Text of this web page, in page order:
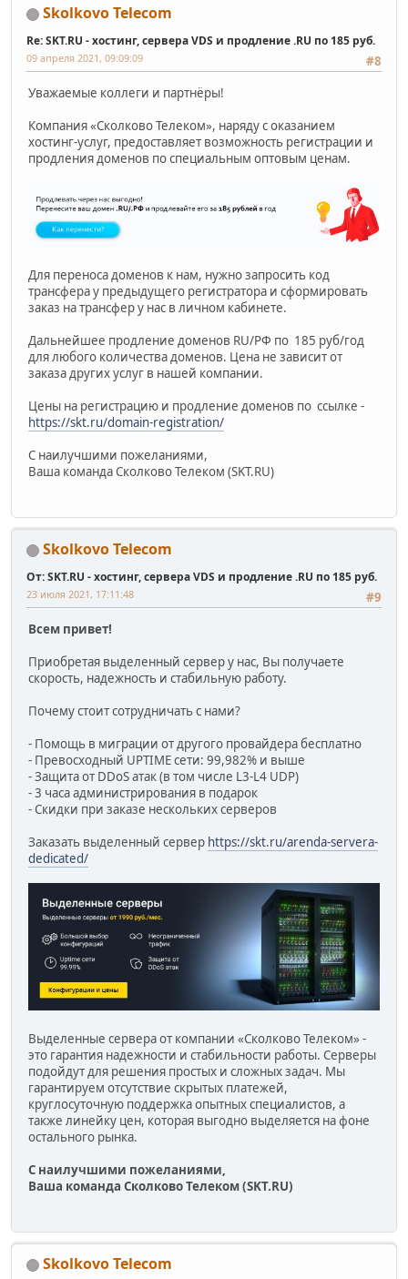
Skolkovo Telecom
Re: SKT.RU - хостинг, сервера VDS и продление .RU по 185 руб.
#8
09 апреля 2021, 09:09:09
Уважаемые коллеги и партнёры!
Компания «Сколково Телеком», наряду с оказанием
хостинг-услуг, предоставляет возможность регистрации и
продления доменов по специальным оптовым ценам.
Для переноса доменов к нам, нужно запросить код
трансфера у предыдущего регистратора и сформировать
заказ на трансфер у нас в личном кабинете.
Дальнейшее продление доменов RU/РФ по 185 руб/год
для любого количества доменов. Цена не зависит от
заказа других услуг в нашей компании.
Цены на регистрацию и продление доменов по ссылке -
https://skt.ru/domain-registration/
С наилучшими пожеланиями,
Ваша команда Сколково Телеком (SKT.RU)
Skolkovo Telecom
От: SKT.RU - хостинг, сервера VDS и продление .RU по 185 руб.
#9
23 июля 2021, 17:11:48
Всем привет!
Приобретая выделенный сервер у нас, Вы получаете
скорость, надежность и стабильную работу.
Почему стоит сотрудничать с нами?
- Помощь в миграции от другого провайдера бесплатно
- Превосходный UPTIME сети: 99,982% и выше
- Защита от DDoS атак (в том числе L3-L4 UDP)
- 3 часа администрирования в подарок
- Скидки при заказе нескольких серверов
Заказать выделенный сервер https://skt.ru/arenda-servera-
dedicated/
Выделенные сервера от компании «Сколково Телеком» -
это гарантия надежности и стабильности работы. Серверы
подойдут для решения простых и сложных задач. Мы
гарантируем отсутствие скрытых платежей,
круглосуточную поддержка опытных специалистов, а
также линейку цен, которая выгодно выделяется на фоне
остального рынка.
С наилучшими пожеланиями,
Ваша команда Сколково Телеком (SKT.RU)
Skolkovo Telecom